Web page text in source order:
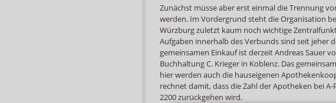
Zunächst müsse aber erst einmal die Trennung
werden. Im Vordergrund steht die Organisation
Würzburg zuletzt kaum noch wichtige
Aufgaben innerhalb des Verbunds sind seit jeher
gemeinsamen Einkauf ist derzeit Andreas Sauer
Buchhaltung C. Krieger in Koblenz. Das
hier werden auch die hauseigenen
rechnet damit, dass die Zahl der Apotheken bei A-
2200 zurückgehen wird.